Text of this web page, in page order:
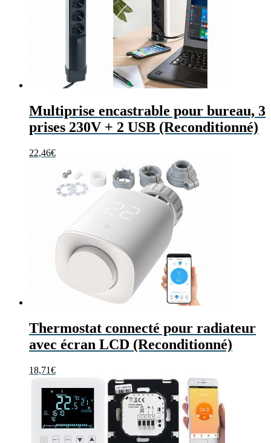
Multiprise encastrable pour bureau, 3
prises 230V + 2 USB (Reconditionné)
22,46€
Thermostat connecté pour radiateur
avec écran LCD (Reconditionné)
18,71€